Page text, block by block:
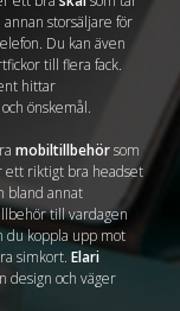
annan storsäljare för
Du kan även
till flera fack.
hittar
önskemål.
mobiltillbehörsom
ett riktigt bra headset
bland annat
till vardagen
du koppla upp mot
simkort. Elari
design och väger